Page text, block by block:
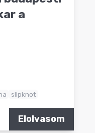
a
slipknot
Elolvasom